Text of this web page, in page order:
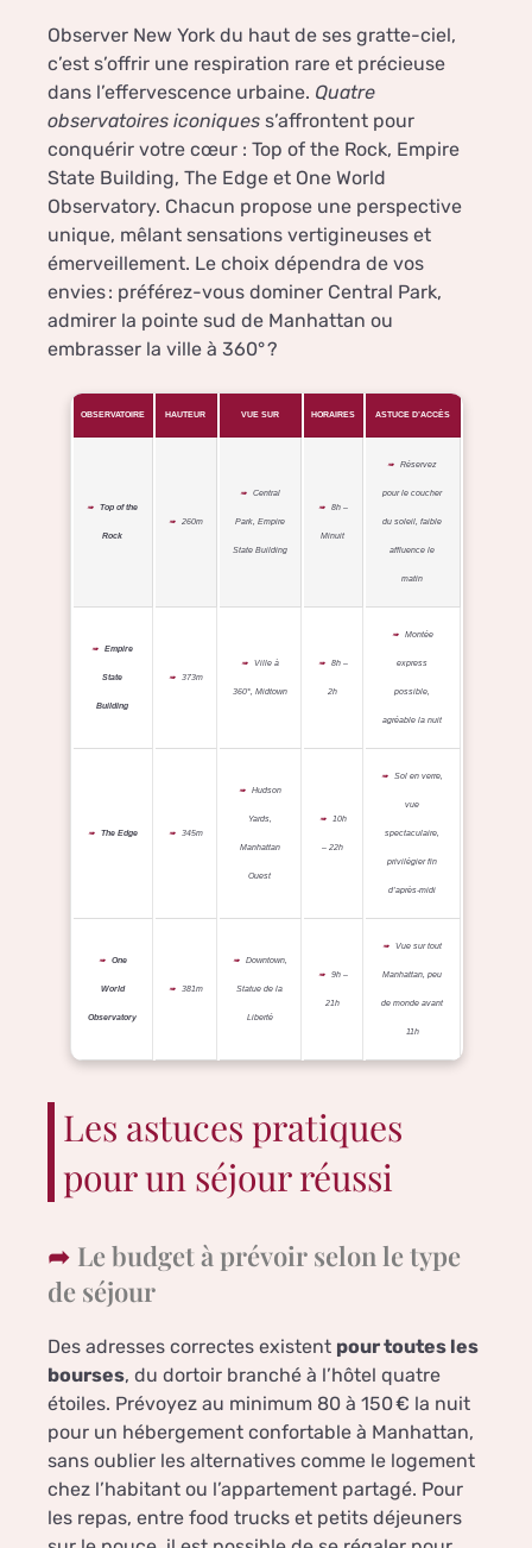
Observer New York du haut de ses gratte-ciel,
c’est s’offrir une respiration rare et précieuse
dans l’effervescence urbaine. Quatre
observatoires iconiques s’affrontent pour
conquérir votre cœur : Top of the Rock, Empire
State Building, The Edge et One World
Observatory. Chacun propose une perspective
unique, mêlant sensations vertigineuses et
émerveillement. Le choix dépendra de vos
envies : préférez-vous dominer Central Park,
admirer la pointe sud de Manhattan ou
embrasser la ville à 360° ?
OBSERVATOIRE HAUTEUR VUE SUR HORAIRES ASTUCE D’ACCÈS
Top of the
Rock
260m
Central
Park, Empire
State Building
8h –
Minuit
Réservez
pour le coucher
du soleil, faible
affluence le
matin
Empire
State
Building
373m
Ville à
360°, Midtown
8h –
2h
Montée
express
possible,
agréable la nuit
The Edge 345m
Hudson
Yards,
Manhattan
Ouest
10h
– 22h
Sol en verre,
vue
spectaculaire,
privilégier fin
d’après-midi
One
World
Observatory
381m
Downtown,
Statue de la
Liberté
9h –
21h
Vue sur tout
Manhattan, peu
de monde avant
11h
Les astuces pratiques
pour un séjour réussi
Le budget à prévoir selon le type
de séjour
Des adresses correctes existent pour toutes les
bourses, du dortoir branché à l’hôtel quatre
étoiles. Prévoyez au minimum 80 à 150 € la nuit
pour un hébergement confortable à Manhattan,
sans oublier les alternatives comme le logement
chez l’habitant ou l’appartement partagé. Pour
les repas, entre food trucks et petits déjeuners